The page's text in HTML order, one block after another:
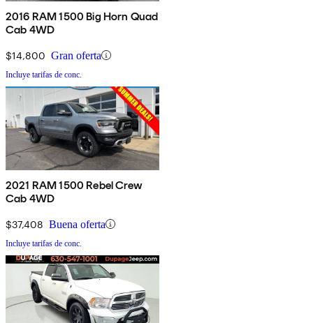
2016 RAM 1500 Big Horn Quad
Cab 4WD
$14,800 Gran oferta
Incluye tarifas de conc.
2021 RAM 1500 Rebel Crew
Cab 4WD
$37,408 Buena oferta
Incluye tarifas de conc.